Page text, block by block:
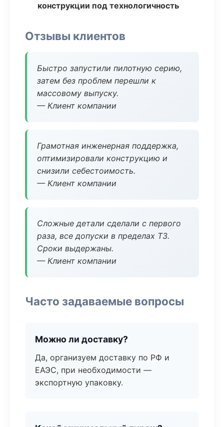
конструкции под технологичность
Отзывы клиентов
Быстро запустили пилотную серию,
затем без проблем перешли к
массовому выпуску.
— Клиент компании
Грамотная инженерная поддержка,
оптимизировали конструкцию и
снизили себестоимость.
— Клиент компании
Сложные детали сделали с первого
раза, все допуски в пределах ТЗ.
Сроки выдержаны.
— Клиент компании
Часто задаваемые вопросы
Можно ли доставку?
Да, организуем доставку по РФ и
ЕАЭС, при необходимости —
экспортную упаковку.